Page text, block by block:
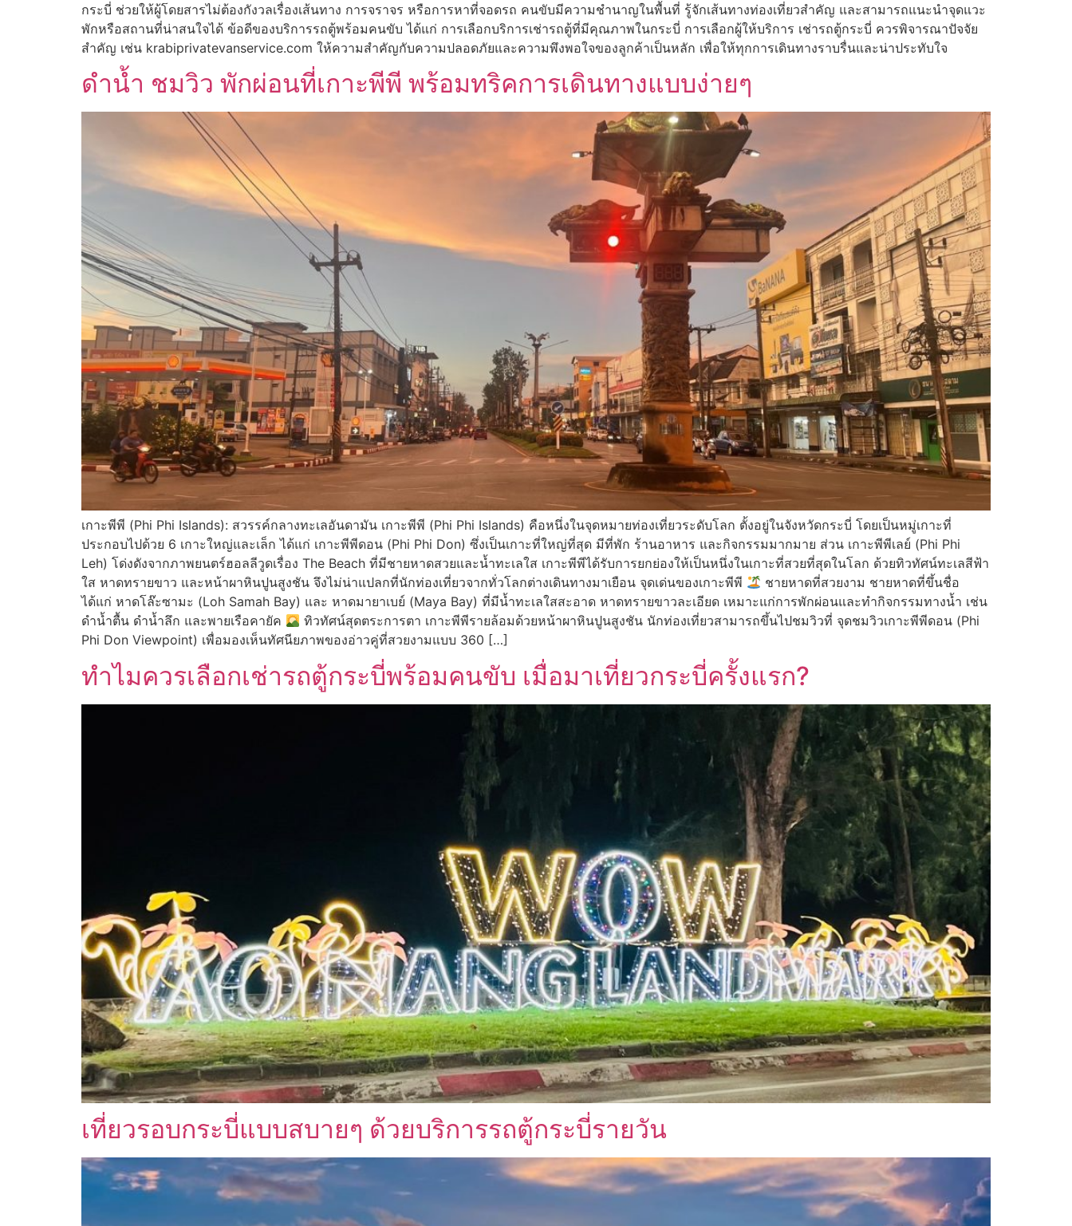
กระบี่ ช่วยให้ผู้โดยสารไม่ต้องกังวลเรื่องเส้นทาง การจราจร หรือการหาที่จอดรถ คนขับมีความชำนาญในพื้นที่ รู้จักเส้นทางท่องเที่ยวสำคัญ และสามารถแนะนำจุดแวะ
พักหรือสถานที่น่าสนใจได้ ข้อดีของบริการรถตู้พร้อมคนขับ ได้แก่ การเลือกบริการเช่ารถตู้ที่มีคุณภาพในกระบี่ การเลือกผู้ให้บริการ เช่ารถตู้กระบี่ ควรพิจารณาปัจจัย
สำคัญ เช่น krabiprivatevanservice.com ให้ความสำคัญกับความปลอดภัยและความพึงพอใจของลูกค้าเป็นหลัก เพื่อให้ทุกการเดินทางราบรื่นและน่าประทับใจ
ดำน้ำ ชมวิว พักผ่อนที่เกาะพีพี พร้อมทริคการเดินทางแบบง่ายๆ
เกาะพีพี (Phi Phi Islands): สวรรค์กลางทะเลอันดามัน เกาะพีพี (Phi Phi Islands) คือหนึ่งในจุดหมายท่องเที่ยวระดับโลก ตั้งอยู่ในจังหวัดกระบี่ โดยเป็นหมู่เกาะที่
ประกอบไปด้วย 6 เกาะใหญ่และเล็ก ได้แก่ เกาะพีพีดอน (Phi Phi Don) ซึ่งเป็นเกาะที่ใหญ่ที่สุด มีที่พัก ร้านอาหาร และกิจกรรมมากมาย ส่วน เกาะพีพีเลย์ (Phi Phi
Leh) โด่งดังจากภาพยนตร์ฮอลลีวูดเรื่อง The Beach ที่มีชายหาดสวยและน้ำทะเลใส เกาะพีพีได้รับการยกย่องให้เป็นหนึ่งในเกาะที่สวยที่สุดในโลก ด้วยทิวทัศน์ทะเลสีฟ้า
ใส หาดทรายขาว และหน้าผาหินปูนสูงชัน จึงไม่น่าแปลกที่นักท่องเที่ยวจากทั่วโลกต่างเดินทางมาเยือน จุดเด่นของเกาะพีพี
ชายหาดที่สวยงาม ชายหาดที่ขึ้นชื่อ
ได้แก่ หาดโล๊ะซามะ (Loh Samah Bay) และ หาดมายาเบย์ (Maya Bay) ที่มีน้ำทะเลใสสะอาด หาดทรายขาวละเอียด เหมาะแก่การพักผ่อนและทำกิจกรรมทางน้ำ เช่น
ดำน้ำตื้น ดำน้ำลึก และพายเรือคายัค
ทิวทัศน์สุดตระการตา เกาะพีพีรายล้อมด้วยหน้าผาหินปูนสูงชัน นักท่องเที่ยวสามารถขึ้นไปชมวิวที่ จุดชมวิวเกาะพีพีดอน (Phi
Phi Don Viewpoint) เพื่อมองเห็นทัศนียภาพของอ่าวคู่ที่สวยงามแบบ 360 […]
ทำไมควรเลือกเช่ารถตู้กระบี่พร้อมคนขับ เมื่อมาเที่ยวกระบี่ครั้งแรก?
เที่ยวรอบกระบี่แบบสบายๆ ด้วยบริการรถตู้กระบี่รายวัน